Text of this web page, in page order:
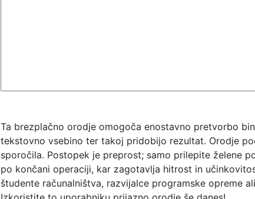
Ta brezplačno orodje omogoča enostavno pretvorbo
tekstovno vsebino ter takoj pridobijo rezultat. Orodje
sporočila. Postopek je preprost; samo prilepite želene
po končani operaciji, kar zagotavlja hitrost in
študente računalništva, razvijalce programske opreme